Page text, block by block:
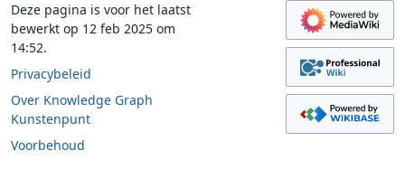
Deze pagina is voor het laatst
bewerkt op 12 feb 2025 om
14:52.
Privacybeleid
Over Knowledge Graph
Kunstenpunt
Voorbehoud